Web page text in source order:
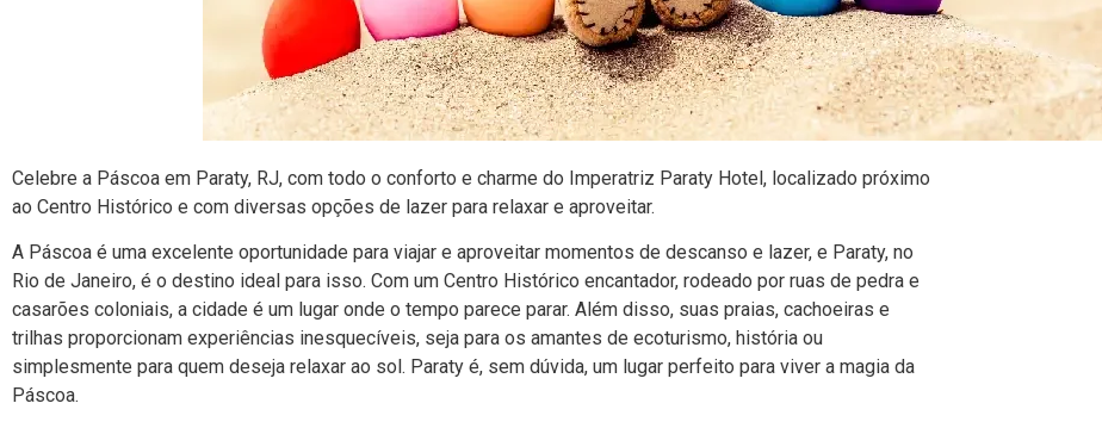
Celebre a Páscoa em Paraty, RJ, com todo o conforto e charme do Imperatriz Paraty Hotel, localizado próximo
ao Centro Histórico e com diversas opções de lazer para relaxar e aproveitar.
A Páscoa é uma excelente oportunidade para viajar e aproveitar momentos de descanso e lazer, e Paraty, no
Rio de Janeiro, é o destino ideal para isso. Com um Centro Histórico encantador, rodeado por ruas de pedra e
casarões coloniais, a cidade é um lugar onde o tempo parece parar. Além disso, suas praias, cachoeiras e
trilhas proporcionam experiências inesquecíveis, seja para os amantes de ecoturismo, história ou
simplesmente para quem deseja relaxar ao sol. Paraty é, sem dúvida, um lugar perfeito para viver a magia da
Páscoa.